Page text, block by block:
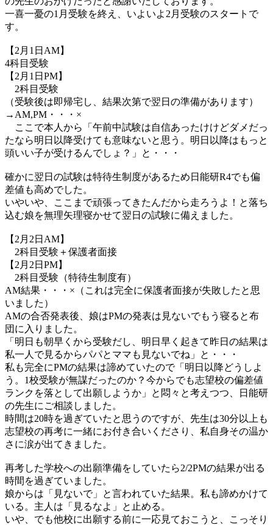
一喜一憂の1月受験を終え、いよいよ2月受験のスタートで
す。
【2月1日AM】
4科目受験
【2月1日PM】
2科目受験
（受験後は即帰宅し、結果次第で翌日の準備があります）
→AM,PM・・・×
ここで本人から「午前中試験は自信あったけけどダメだっ
たなら明日以降受けても意味ないと思う。明日以降はもっと
頭いい子が受けるんでしょ？」と・・・
確かに翌日の試験は特待生制度があるため日能研R4でも偏
差値も高めでした。
いやいや、ここまで頑張ってきたんだから走ろうよ！と落ち
込む娘を無理矢理寝かせて翌日の試験に備えました。
【2月2日AM】
2科目受験＋保護者面接
【2月2日PM】
2科目受験（特待生制度有）
AM結果・・・×（これは完全に保護者面接が失敗したと思
いました）
AMの合否発表後、娘はPMの発表は見ないでもう寝ると布
団に入りました。
「明日も朝早くから受験だし、明日早く起きて昨日の結果は
私一人で見るからパパとママも見ないでね」と・・・
私も完全にPMの結果は諦めていたので「明日以降どうしよ
う。1校受験が無謀だったのか？今からでも志望校の偏差値
ランクを落として出願しようか」と悶々と考えつつ、日能研
の先生にご相談しました。
時間は20時を過ぎていたと思うのですが、先生は30分以上も
志望校の再考に一緒にお付き合いくださり、私自身その温か
さに涙が出てきました。
再考した学校への出願準備をしていたら2/2PMの結果が出る
時間を過ぎていました。
娘からは「見ないで」と言われていた結果。私も諦めかけて
いる。主人は「見るなよ」と止める。
いや、でも他校に出願する前に一応見ておこうと、こっそり